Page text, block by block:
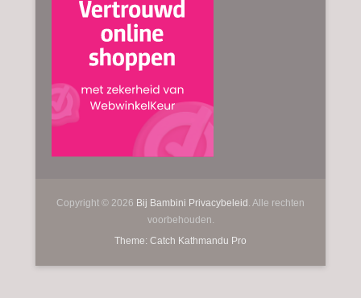
Copyright © 2026 Bij Bambini Privacybeleid . Alle rechten
voorbehouden.
Theme: Catch Kathmandu Pro